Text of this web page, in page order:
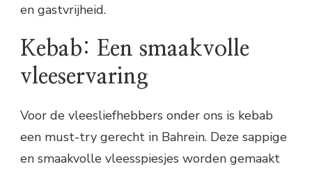
en gastvrijheid.
Kebab: Een smaakvolle
vleeservaring
Voor de vleesliefhebbers onder ons is kebab
een must-try gerecht in Bahrein. Deze sappige
en smaakvolle vleesspiesjes worden gemaakt